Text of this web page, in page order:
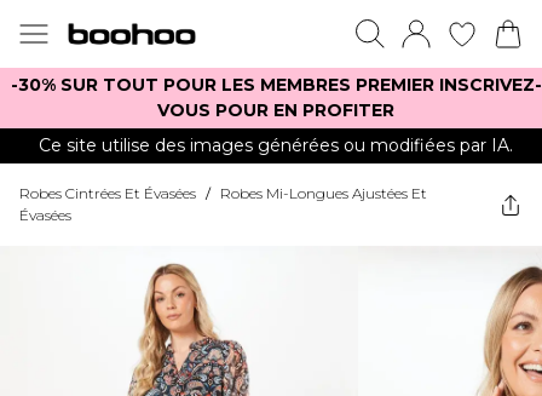
-30% SUR TOUT POUR LES MEMBRES PREMIER INSCRIVEZ-
VOUS POUR EN PROFITER
Ce site utilise des images générées ou modifiées par IA.
Robes Cintrées Et Évasées / Robes Mi-Longues Ajustées Et
Évasées